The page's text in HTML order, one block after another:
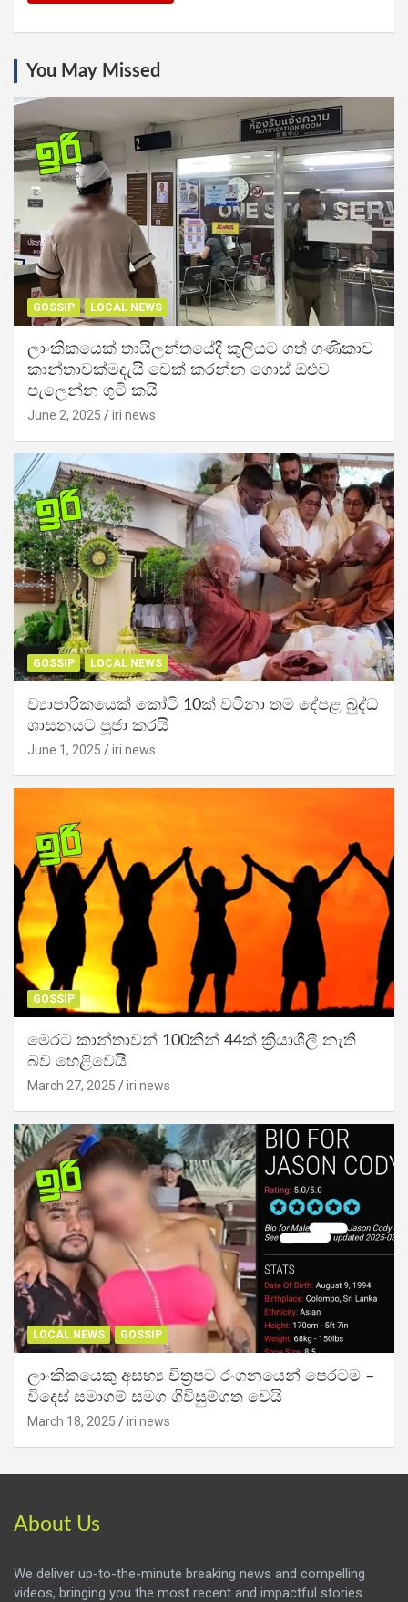
You May Missed
GOSSIP LOCAL NEWS
ලාංකිකයෙක් තායිලන්තයේදී කුලියට ගත් ගණිකාව
කාන්තාවක්මදැයි චෙක් කරන්න ගොස් ඔළුව
පැලෙන්න ගුටි කයි
June 2, 2025 iri news
GOSSIP LOCAL NEWS
ව්‍යාපාරිකයෙක් කෝටි 10ක් වටිනා තම දේපළ බුද්ධ
ශාසනයට පූජා කරයි
June 1, 2025 iri news
GOSSIP
මෙරට කාන්තාවන් 100කින් 44ක් ක්‍රියාශීලී නැති
බව හෙළිවෙයි
March 27, 2025 iri news
LOCAL NEWS GOSSIP
ලාංකිකයෙකු අසභ්‍ය චිත්‍රපට රංගනයෙන් පෙරටම –
විදෙස් සමාගම් සමග ගිවිසුම්ගත වෙයි
March 18, 2025 iri news
About Us
We deliver up-to-the-minute breaking news and compelling
videos, bringing you the most recent and impactful stories